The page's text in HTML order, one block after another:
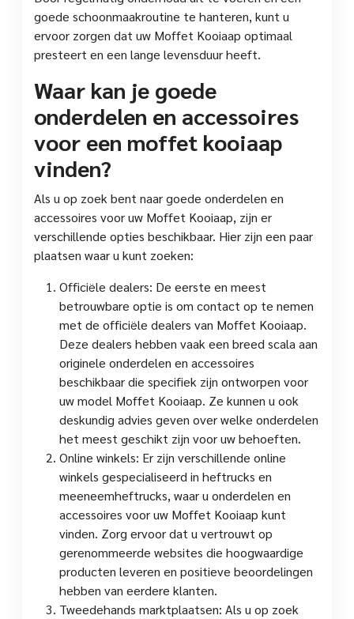
goede schoonmaakroutine te hanteren, kunt u
ervoor zorgen dat uw Moffet Kooiaap optimaal
presteert en een lange levensduur heeft.
Waar kan je goede
onderdelen en accessoires
voor een moffet kooiaap
vinden?
Als u op zoek bent naar goede onderdelen en
accessoires voor uw Moffet Kooiaap, zijn er
verschillende opties beschikbaar. Hier zijn een paar
plaatsen waar u kunt zoeken:
Officiële dealers: De eerste en meest
betrouwbare optie is om contact op te nemen
met de officiële dealers van Moffet Kooiaap.
Deze dealers hebben vaak een breed scala aan
originele onderdelen en accessoires
beschikbaar die specifiek zijn ontworpen voor
uw model Moffet Kooiaap. Ze kunnen u ook
deskundig advies geven over welke onderdelen
het meest geschikt zijn voor uw behoeften.
Online winkels: Er zijn verschillende online
winkels gespecialiseerd in heftrucks en
meeneemheftrucks, waar u onderdelen en
accessoires voor uw Moffet Kooiaap kunt
vinden. Zorg ervoor dat u vertrouwt op
gerenommeerde websites die hoogwaardige
producten leveren en positieve beoordelingen
hebben van eerdere klanten.
Tweedehands marktplaatsen: Als u op zoek